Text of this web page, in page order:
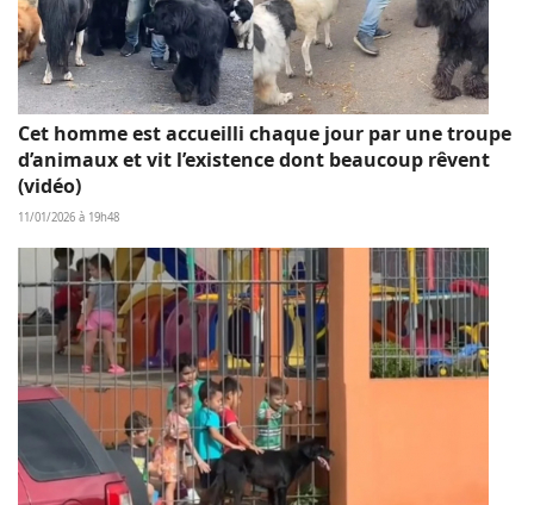
Cet homme est accueilli chaque jour par une troupe
d’animaux et vit l’existence dont beaucoup rêvent
(vidéo)
11/01/2026 à 19h48